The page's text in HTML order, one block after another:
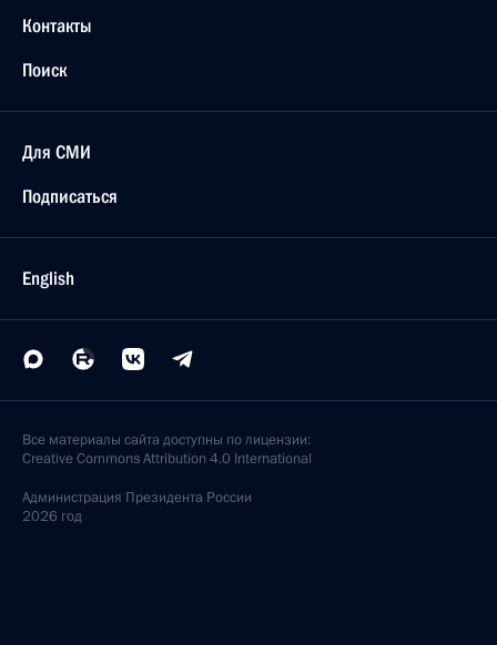
Контакты
Поиск
Для СМИ
Подписаться
English
Все материалы сайта доступны по лицензии:
Creative Commons Attribution 4.0 International
Администрация Президента России
2026 год